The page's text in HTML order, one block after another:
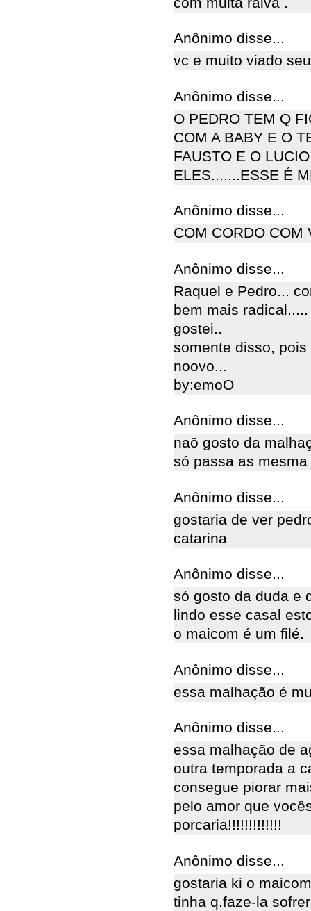
Anônimo disse...
vc e muito viado
Anônimo disse...
O PEDRO TEM Q
COM A BABY E O
FAUSTO E O
ELES.......ESSE É
Anônimo disse...
COM CORDO COM
Anônimo disse...
Raquel e Pedro...
bem mais radical.....
gostei..
somente disso,
noovo...
by:emoO
Anônimo disse...
naõ gosto da
só passa as
Anônimo disse...
gostaria de ver
catarina
Anônimo disse...
só gosto da duda e
lindo esse casal
o maicom é um filé.
Anônimo disse...
essa malhação é
Anônimo disse...
essa malhação de
outra temporada a
consegue piorar
pelo amor que
porcaria!!!!!!!!!!!!!
Anônimo disse...
gostaria ki o
tinha q.faze-la